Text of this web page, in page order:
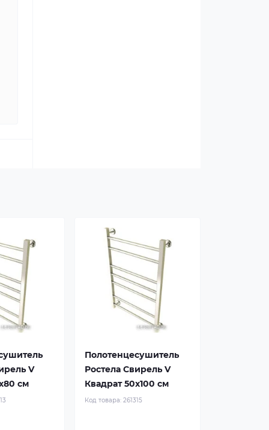
V
см
Полотенцесушитель
Ростела Свирель V
Квадрат 50x100 см
Код товара: 261315